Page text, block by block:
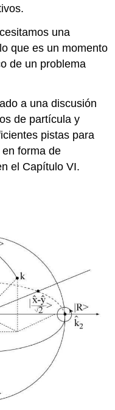
una
que es un momento
de un problema
a una discusión
de partícula y
pistas para
forma de
el Capítulo VI.